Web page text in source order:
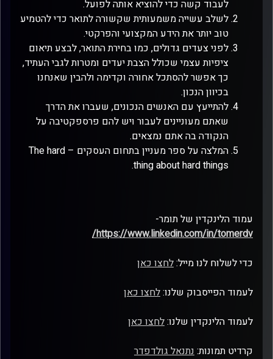
לעבוד קשה כדי להוציא אותה לפועל.
לשלב עשייה משמעותית שקשורה לתואר כדי להטמיע
טוב יותר את הידע המקצועי והפרקטי.
לפני צעדים גדולים, כמו בחירת התואר, לבצע תיאום
ציפיות עצמי שכולל הצבת יעדים ומטרות לגבי העתיד,
כך אפשר להסתכל אחורה וקדימה ולהבין שאנחנו
בכיוון הנכון.
להתייעץ עם האנשים הנכונים, שעברו את הדרך
שאתם מעוניינים לעבור ויש להם פרספקטיבה על
הנקודה בה אתם נמצאים.
המלצה על ספר מעניין בתחום העסקים – The hard
thing about hard things.
עמוד הלינקדין של תומר-
https://www.linkedin.com/in/tomerdv
/
כדי לשלוח לנו מייל:לחצו כאן
לעמוד הפייסבוק שלנו:לחצו כאן
לעמוד הלינקדין שלנו:לחצו כאן
קרדיט תמונות:נתנאל גולדפדר